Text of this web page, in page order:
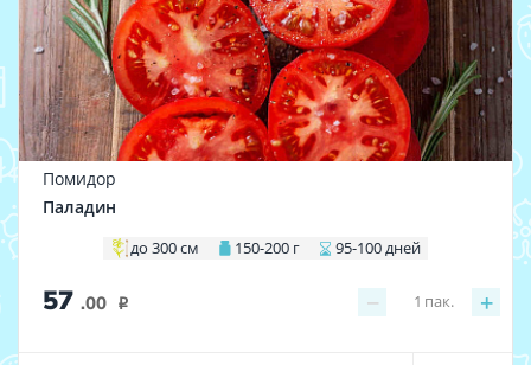
Помидор
Паладин
до 300 см 150-200 г 95-100 дней
57 .00 i − +
1 пак.